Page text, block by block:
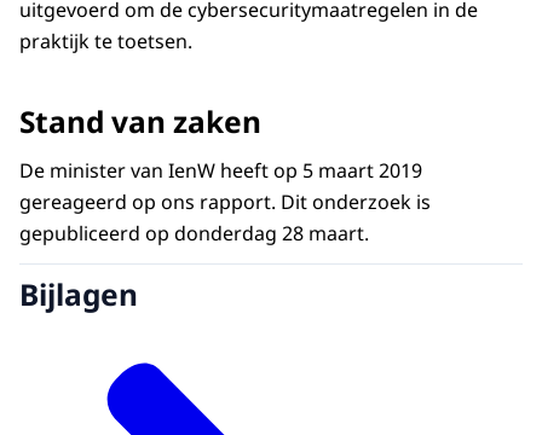
uitgevoerd om de cybersecuritymaatregelen in de
praktijk te toetsen.
Stand van zaken
De minister van IenW heeft op 5 maart 2019
gereageerd op ons rapport. Dit onderzoek is
gepubliceerd op donderdag 28 maart.
Bijlagen